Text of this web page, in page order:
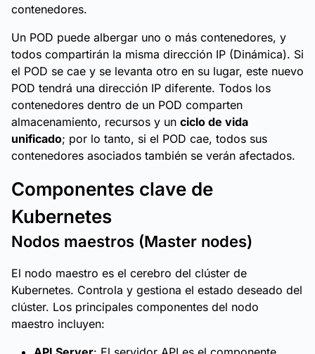
contenedores.
Un POD puede albergar uno o más contenedores, y
todos compartirán la misma dirección IP (Dinámica). Si
el POD se cae y se levanta otro en su lugar, este nuevo
POD tendrá una dirección IP diferente. Todos los
contenedores dentro de un POD comparten
almacenamiento, recursos y un ciclo de vida
unificado; por lo tanto, si el POD cae, todos sus
contenedores asociados también se verán afectados.
Componentes clave de
Kubernetes
Nodos maestros (Master nodes)
El nodo maestro es el cerebro del clúster de
Kubernetes. Controla y gestiona el estado deseado del
clúster. Los principales componentes del nodo
maestro incluyen: